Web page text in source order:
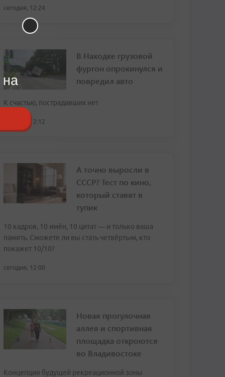
сегодня, 12:24
В Находке грузовой
фургон опрокинулся и
повредил авто
К счастью, пострадавших нет
сегодня, 12:12
А точно выросли в
СССР? Тест по кино,
который ставят в
тупик
10 кадров, 10 имён, 10 цитат — и только ваша
память. Сможете ли вы стать четвёртым, кто
покажет 10/10?
сегодня, 12:00
Новая прогулочная
аллея и спортивная
площадка откроются
во Владивостоке
Концепция будущей рекреационной зоны